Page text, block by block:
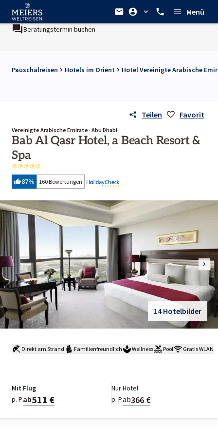
Menü
buchen Ein Unternehmen der
Pauschalreisen Hotels im Orient Hotel Vereinigte Arabische
Teilen Favorit
Vereinigte Arabische Emirate · Abu Dhabi
Bab Al Qasr Hotel, a Beach Resort &
Spa
87% 160 Bewertungen
14 Hotelbilder
Direkt am Strand Familienfreundlich Wellness Pool Gratis WLAN
Mit Flug
p. P.ab511 €
Nur Hotel
p. P.ab366 €